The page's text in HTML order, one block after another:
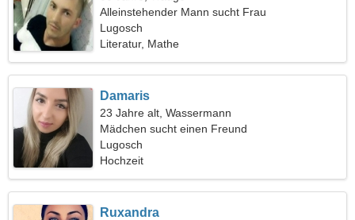
Alleinstehender Mann sucht Frau
Lugosch
Literatur, Mathe
Damaris
23 Jahre alt, Wassermann
Mädchen sucht einen Freund
Lugosch
Hochzeit
Ruxandra